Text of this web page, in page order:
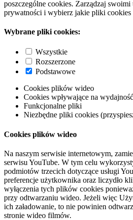
poszczególne cookies. Zarządzaj
prywatności i wybierz jakie pliki cookies
Wybrane pliki cookies:
Wszystkie
Rozszerzone
Podstawowe
Cookies plików wideo
Cookies wpływające na wydajność
Funkcjonalne pliki
Niezbędne pliki cookies
Cookies plików wideo
Na naszym serwisie internetowym,
serwisu YouTube. W tym celu
podmiotów trzecich dotyczące usługi
preferencje użytkownika oraz liczydło
wyłączenia tych plików cookies
przy odtwarzaniu wideo. Jeżeli więc
ich załadowanie, to nie powinien
stronie wideo filmów.